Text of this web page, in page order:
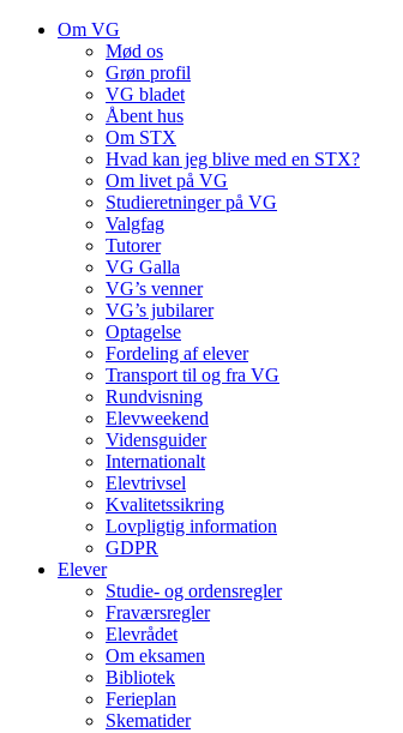
Om VG
Mød os
Grøn profil
VG bladet
Åbent hus
Om STX
Hvad kan jeg blive med en STX?
Om livet på VG
Studieretninger på VG
Valgfag
Tutorer
VG Galla
VG’s venner
VG’s jubilarer
Optagelse
Fordeling af elever
Transport til og fra VG
Rundvisning
Elevweekend
Vidensguider
Internationalt
Elevtrivsel
Kvalitetssikring
Lovpligtig information
GDPR
Elever
Studie- og ordens­regler
Fraværsregler
Elevrådet
Om eksamen
Bibliotek
Ferieplan
Skematider